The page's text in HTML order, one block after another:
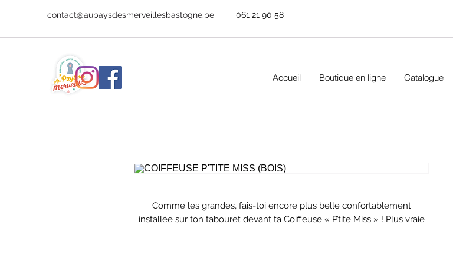
contact@aupaysdesmerveillesbastogne.be 061 21 90 58
Accueil Boutique en ligne Catalogue
Comme les grandes, fais-toi encore plus belle confortablement
installée sur ton tabouret devant ta Coiffeuse « P’tite Miss » ! Plus vraie